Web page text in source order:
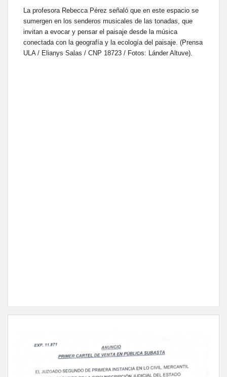
La profesora Rebecca Pérez señaló que en este espacio se
sumergen en los senderos musicales de las tonadas, que
invitan a evocar y pensar el paisaje desde la música
conectada con la geografía y la ecología del paisaje. (Prensa
ULA / Elianys Salas / CNP 18723 / Fotos: Lánder Altuve).